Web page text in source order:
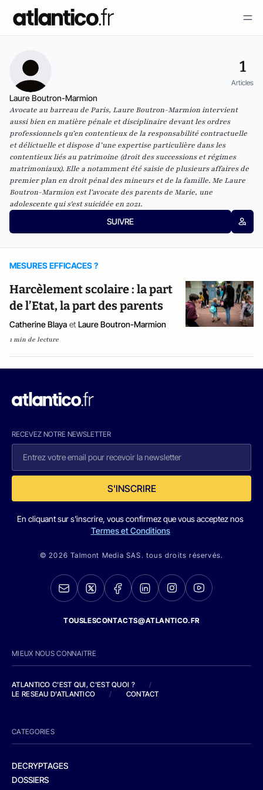
1
Articles
Laure Boutron-Marmion
Avocate au barreau de Paris, Laure Boutron-Marmion intervient
aussi bien en matière pénale et disciplinaire devant les ordres
professionnels qu’en contentieux de la responsabilité contractuelle
et délictuelle et dispose d’une expertise particulière dans les
contentieux liés au patrimoine (droit des successions et régimes
matrimoniaux). Elle a notamment été saisie de plusieurs affaires de
premier plan en droit pénal des mineurs et de la famille. Me Laure
Boutron-Marmion est l’avocate des parents de Marie, une
adolescente qui s'est suicidée en 2021.
SUIVRE
MESURES EFFICACES ?
Harcèlement scolaire : la part
de l’Etat, la part des parents
Catherine Blaya et Laure Boutron-Marmion
1 min de lecture
RECEVEZ NOTRE NEWSLETTER
S'INSCRIRE
En cliquant sur s'inscrire, vous confirmez que vous acceptez nos
Termes et Conditions
© 2026 Talmont Media SAS. tous droits réservés.
TOUSLESCONTACTS@ATLANTICO.FR
MIEUX NOUS CONNAITRE
ATLANTICO C'EST QUI, C'EST QUOI ?
/
LE RESEAU D'ATLANTICO
/ CONTACT
CATEGORIES
DECRYPTAGES
DOSSIERS